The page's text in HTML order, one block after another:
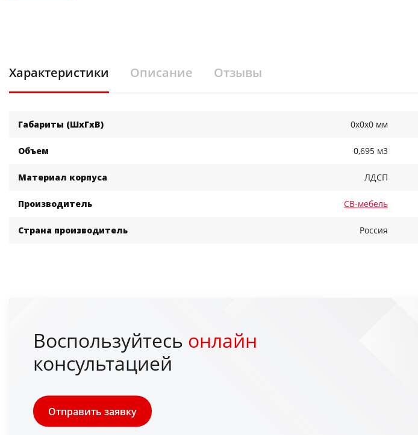
Характеристики Описание Отзывы
Габариты (ШхГхВ) 0x0x0 мм
Объем 0,695 м3
Материал корпуса ЛДСП
Производитель СВ-мебель
Страна производитель Россия
Воспользуйтесь онлайн
консультацией
Отправить заявку